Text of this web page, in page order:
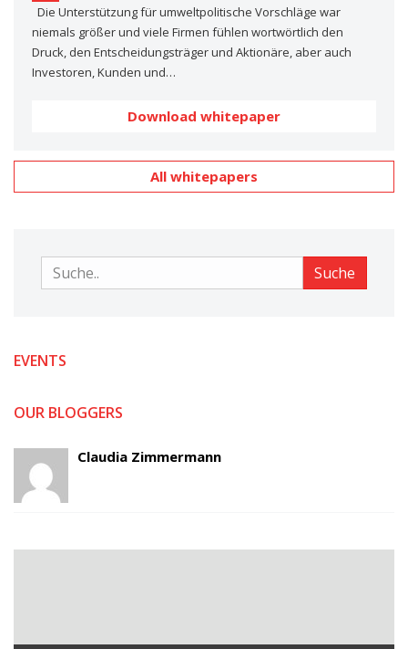
Die Unterstützung für umweltpolitische Vorschläge war
niemals größer und viele Firmen fühlen wortwörtlich den
Druck, den Entscheidungsträger und Aktionäre, aber auch
Investoren, Kunden und…
Download whitepaper
All whitepapers
Suche Suche
EVENTS
OUR BLOGGERS
Claudia Zimmermann